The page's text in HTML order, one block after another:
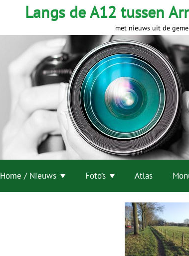
Langs de A12 tussen
met nieuws uit de
Home / Nieuws Foto’s Atlas